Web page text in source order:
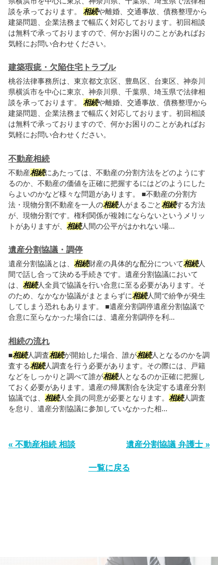
談を承っております。 相続や離婚、交通事故、債務整理から
建築問題、企業法務まで幅広く対応しております。初回相談
は無料で承っておりますので、何かお困りのことがあればお
気軽にお問い合わせください。
建築瑕疵・欠陥住宅トラブル
桃谷法律事務所は、東京都文京区、豊島区、台東区、神奈川
県横浜市を中心に東京、神奈川県、千葉県、埼玉県で法律相
談を承っております。 相続や離婚、交通事故、債務整理から
建築問題、企業法務まで幅広く対応しております。初回相談
は無料で承っておりますので、何かお困りのことがあればお
気軽にお問い合わせください。
不動産相続
不動産相続にあたっては、不動産の分割方法をどのようにす
るのか、不動産の価値を正確に把握するにはどのようにした
らよいのかなど様々な問題があります。 ■不動産の分割方
法・現物分割不動産を一人の相続人がまるごと相続する方法
が、現物分割です。権利関係が複雑にならないというメリッ
トがありますが、 相続人間の公平がはかれない場...
遺産分割協議・調停
遺産分割協議とは、 相続財産の具体的な配分について相続人
間で話し合って決める手続きです。遺産分割協議において
は、 相続人全員で協議を行い合意に至る必要があります。そ
のため、なかなか協議がまとまらずに相続人間で紛争が発生
してしまう恐れもあります。 ■遺産分割調停遺産分割協議で
合意に至らなかった場合には、遺産分割調停を利...
相続の流れ
■相続人調査相続が開始した場合、誰が相続人となるのかを調
査する相続人調査を行う必要があります。その際には、戸籍
などをしっかりと調べて誰が相続人となるのか正確に把握し
ておく必要があります。遺産の帰属割合を決定する遺産分割
協議では、 相続人全員の同意が必要となります。 相続人調査
を怠り、遺産分割協議に参加していなかった相...
« 不動産相続 相談 遺産分割協議 弁護士 »
一覧に戻る